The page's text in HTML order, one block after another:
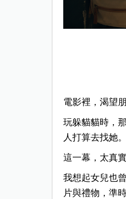
電影裡，渴望
玩躲貓貓時，
人打算去找她。
這一幕，太真實
我想起女兒也
片與禮物，準